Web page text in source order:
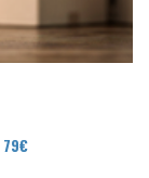
79€